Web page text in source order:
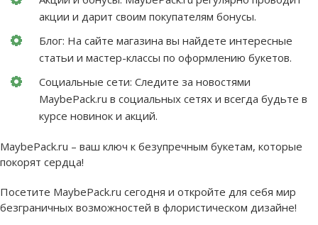
акции и дарит своим покупателям бонусы.
Блог: На сайте магазина вы найдете интересные
статьи и мастер-классы по оформлению букетов.
Социальные сети: Следите за новостями
MaybePack.ru в социальных сетях и всегда будьте в
курсе новинок и акций.
MaybePack.ru – ваш ключ к безупречным букетам, которые
покорят сердца!
Посетите MaybePack.ru сегодня и откройте для себя мир
безграничных возможностей в флористическом дизайне!